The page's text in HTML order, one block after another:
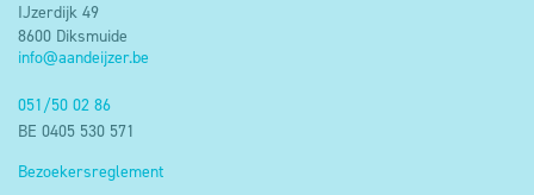
IJzerdijk 49
8600 Diksmuide
info@aandeijzer.be
051/50 02 86
BE 0405 530 571
Bezoekersreglement